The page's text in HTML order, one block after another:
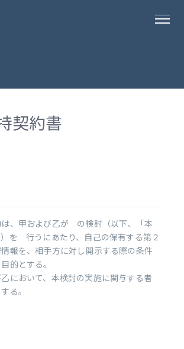
契約書
、甲および乙が の検討（以下、「本
を 行うにあたり、自己の保有する第２
報を、相手方に対し開示する際の条件
的とする。
において、本検討の実施に関与する者
る。